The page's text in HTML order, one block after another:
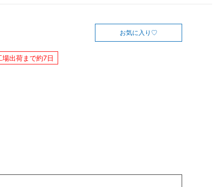
お気に入り
場出荷まで約7日